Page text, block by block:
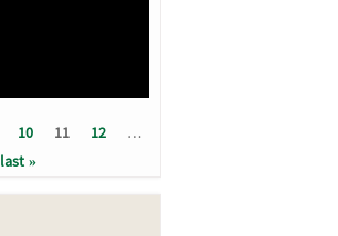
10 11 12
…
last »